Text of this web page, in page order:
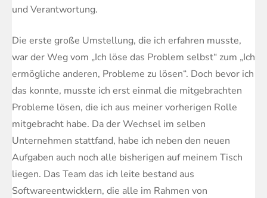
und Verantwortung.
Die erste große Umstellung, die ich erfahren musste,
war der Weg vom „Ich löse das Problem selbst“ zum „Ich
ermögliche anderen, Probleme zu lösen“. Doch bevor ich
das konnte, musste ich erst einmal die mitgebrachten
Probleme lösen, die ich aus meiner vorherigen Rolle
mitgebracht habe. Da der Wechsel im selben
Unternehmen stattfand, habe ich neben den neuen
Aufgaben auch noch alle bisherigen auf meinem Tisch
liegen. Das Team das ich leite bestand aus
Softwareentwicklern, die alle im Rahmen von